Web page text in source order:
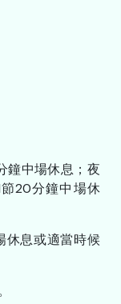
鐘中場休息；夜
20分鐘中場休
休息或適當時候